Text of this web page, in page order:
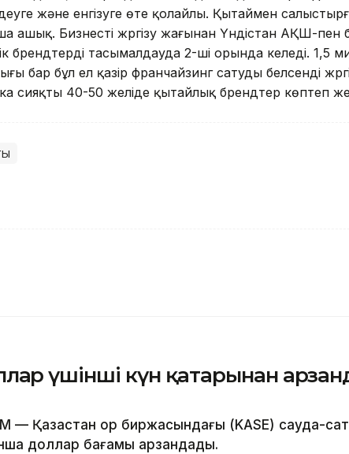
және енгізуге өте қолайлы. Қытаймен
ашық. Бизнесті жүргізу жағынан Үндістан АҚШ-пен
брендтерді тасымалдауда 2-ші орында келеді. 1,5
бар бұл ел қазір франчайзинг сатуды белсенді
сияқты 40-50 желіде қытайлық брендтер көптеп
үшінші күн қатарынан
— Қазақстан қор биржасындағы (KASE) сауда-
доллар бағамы арзандады.